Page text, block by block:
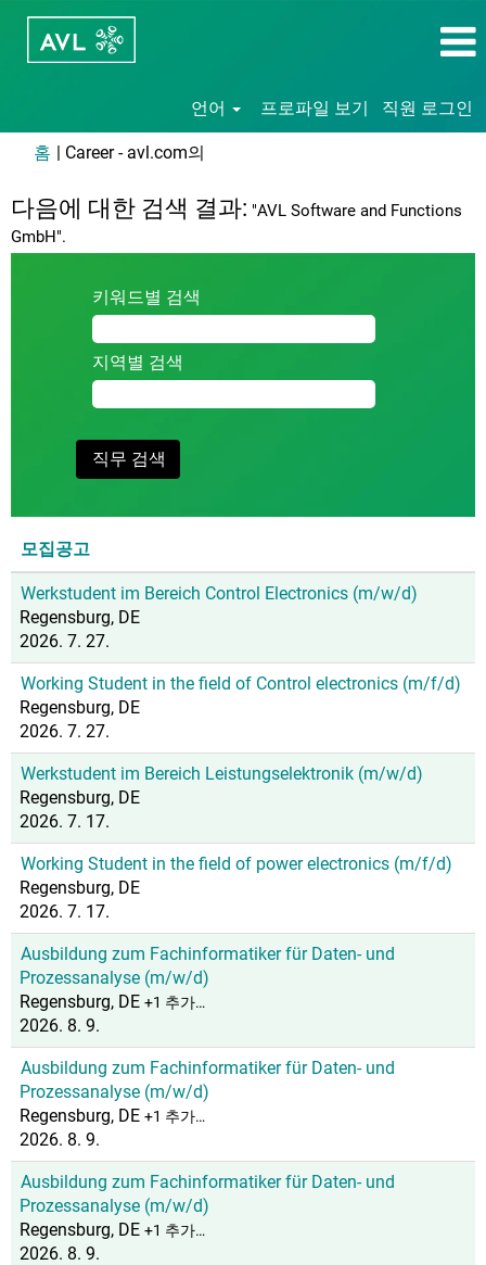
언어 프로파일 보기 직원 로그인
홈 | Career - avl.com의
페
이
다음에 대한 검색 결과: "AVL Software and Functions
GmbH".
키워드별 검색
지역별 검색
모집공고
Werkstudent im Bereich Control Electronics (m/w/d)
Regensburg, DE
2026. 7. 27.
Working Student in the field of Control electronics (m/f/d)
Regensburg, DE
2026. 7. 27.
Werkstudent im Bereich Leistungselektronik (m/w/d)
Regensburg, DE
2026. 7. 17.
Working Student in the field of power electronics (m/f/d)
Regensburg, DE
2026. 7. 17.
Ausbildung zum Fachinformatiker für Daten- und
Prozessanalyse (m/w/d)
Regensburg, DE +1 추가…
2026. 8. 9.
Ausbildung zum Fachinformatiker für Daten- und
Prozessanalyse (m/w/d)
Regensburg, DE +1 추가…
2026. 8. 9.
Ausbildung zum Fachinformatiker für Daten- und
Prozessanalyse (m/w/d)
Regensburg, DE +1 추가…
2026. 8. 9.